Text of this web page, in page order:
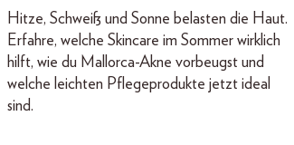
Hitze, Schweiß und Sonne belasten die Haut.
Erfahre, welche Skincare im Sommer wirklich
hilft, wie du Mallorca-Akne vorbeugst und
welche leichten Pflegeprodukte jetzt ideal
sind.